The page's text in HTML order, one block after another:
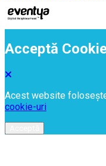
Acceptă
Acest website
cookie-uri